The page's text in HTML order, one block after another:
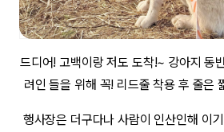
드디어! 고백이랑 저도 도착!~ 강아지 동
려인 들을 위해 꼭! 리드줄 착용 후 줄은
행사장은 더구다나 사람이 인산인해 이